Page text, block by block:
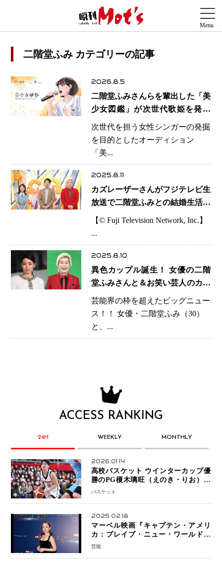
二階堂ふみ カテゴリーの記事
2026.8.5
二階堂ふみさんらを輩出した「美
少女図鑑」が次世代歌姫を発掘
エイベックスと「美少女歌祭
2026」開催決定 福岡審査を初導
入で全国規模へ
次世代を担う女性シンガーの発掘
を目的としたオーディション
「美...
2025.8.11
カズレーザーさんがフジテレビ生
放送で二階堂ふみとの結婚生活を
語る 「掃除の行き届いた部屋は
【© Fuji Television Network, Inc.】
...
2025.8.10
異色カップル誕生！ 女優の二階
堂ふみさんと＆お笑い芸人のカズ
レーザーさん・・・まさかのゴー
ルイン！！
芸能界の枠を超えたビッグニュー
ス！！ 女優・二階堂ふみ（30）
と、...
ACCESS RANKING
24H WEEKLY MONTHLY
2026.01.14
高校バスケット ウインターカップ優
勝のPG榎木璃旺（えのき・りお）が
プロの現場へ―。
バスケット
2025.02.18
マーベル映画『キャプテン・アメリ
カ：ブレイブ・ニュー・ワールド』
新ブラック・ウィドウ役のシラ・ハー
芸能